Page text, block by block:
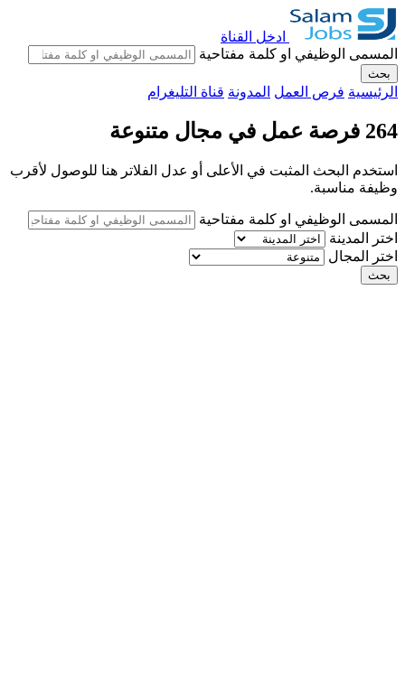
ادخل القناة
المسمى الوظيفي او كلمة مفتاحية
بحث
الرئيسية فرص العمل المدونة قناة التليغرام
264 فرصة عمل في مجال متنوعة
استخدم البحث المثبت في الأعلى أو عدل الفلاتر هنا للوصول لأقرب
وظيفة مناسبة.
المسمى الوظيفي او كلمة مفتاحية
اختر المدينة
اختر المجال
بحث